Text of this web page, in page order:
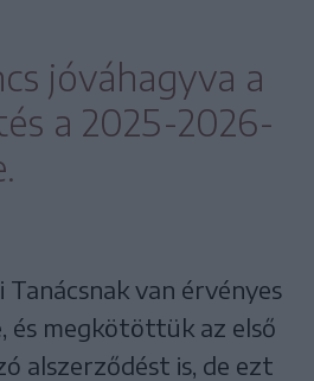
jóváhagyva a
a 2025-2026-
Tanácsnak van érvényes
és megkötöttük az első
alszerződést is, de ezt